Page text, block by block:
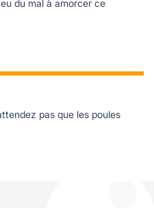
du mal à amorcer ce
pas que les poules